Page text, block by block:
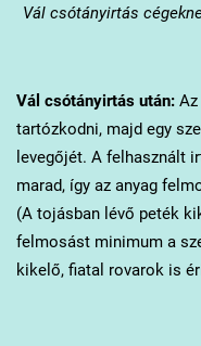
Vál csótányirtás
Vál csótányirtás után:Az
tartózkodni, majd egy
levegőjét. A felhasznált
marad, így az anyag
(A tojásban lévő peték
felmosást minimum a
kikelő, fiatal rovarok is